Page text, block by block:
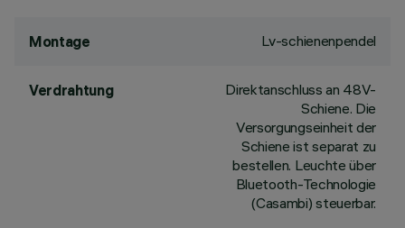
Montage Lv-schienenpendel
Verdrahtung
Direktanschluss an 48V-
Schiene. Die
Versorgungseinheit der
Schiene ist separat zu
bestellen. Leuchte über
Bluetooth-Technologie
(Casambi) steuerbar.